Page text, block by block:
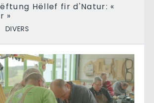
Hëllef fir d'Natur: «
»
DIVERS